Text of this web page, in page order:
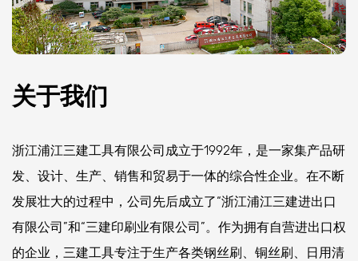
关于我们
浙江浦江三建工具有限公司成立于1992年，是一家集产品研
发、设计、生产、销售和贸易于一体的综合性企业。在不断
发展壮大的过程中，公司先后成立了“浙江浦江三建进出口
有限公司”和“三建印刷业有限公司”。作为拥有自营进出口权
的企业，三建工具专注于生产各类钢丝刷、铜丝刷、日用清